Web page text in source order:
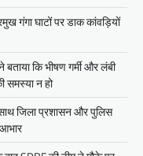
गंगा घाटों पर डाक कांवड़ियों
कि भीषण गर्मी और लंबी
समस्या न हो
जिला प्रशासन और पुलिस